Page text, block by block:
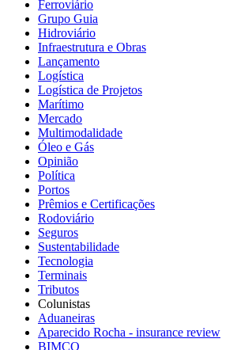
Ferroviário
Grupo Guia
Hidroviário
Infraestrutura e Obras
Lançamento
Logística
Logística de Projetos
Marítimo
Mercado
Multimodalidade
Óleo e Gás
Opinião
Política
Portos
Prêmios e Certificações
Rodoviário
Seguros
Sustentabilidade
Tecnologia
Terminais
Tributos
Colunistas
Aduaneiras
Aparecido Rocha - insurance review
BIMCO